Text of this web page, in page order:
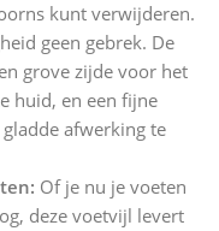
kunt verwijderen.
geen gebrek. De
grove zijde voor het
huid, en een fijne
afwerking te
Of je nu je voeten
deze voetvijl levert